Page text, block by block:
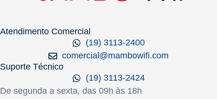
Atendimento Comercial
(19) 3113-2400
comercial@mambowifi.com
Suporte Técnico
(19) 3113-2424
De segunda a sexta, das 09h às 18h